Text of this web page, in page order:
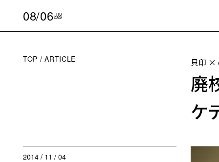
08/06THU
2026
TOP ARTICLE 貝印 ×
廃
ケ
2014 / 11 / 04